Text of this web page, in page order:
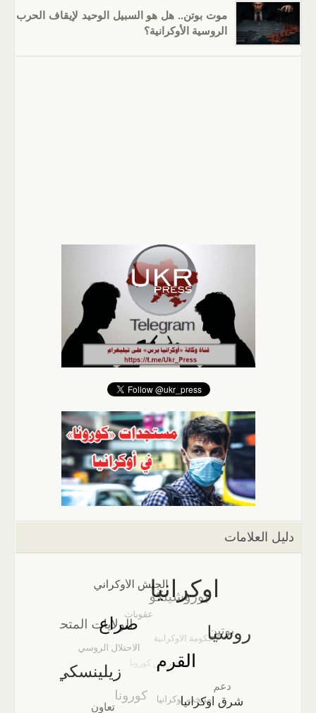
موت بوتن.. هل هو السبيل الوحيد لإيقاف الحرب
الروسية الأوكرانية؟
دليل العلامات